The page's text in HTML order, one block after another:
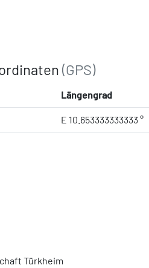
(GPS)
Längengrad
E 10.653333333333 °
Türkheim